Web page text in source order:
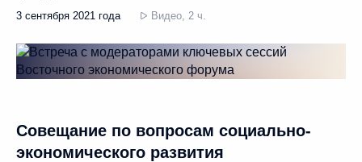
3 сентября 2021 года Видео, 2 ч.
Совещание по вопросам социально-
экономического развития